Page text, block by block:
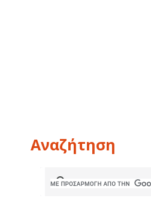
Αναζήτηση